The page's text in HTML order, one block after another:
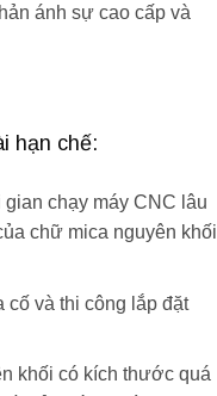
ánh sự cao cấp và
hạn chế:
chạy máy CNC lâu
chữ mica nguyên khối
cố và thi công lắp đặt
khối có kích thước quá